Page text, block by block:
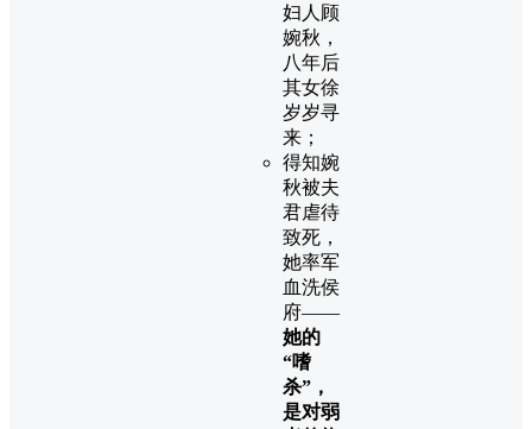
妇人顾
婉秋，
八年后
其女徐
岁岁寻
来；
得知婉
秋被夫
君虐待
致死，
她率军
血洗侯
府——
她的
“嗜
杀”，
是对弱